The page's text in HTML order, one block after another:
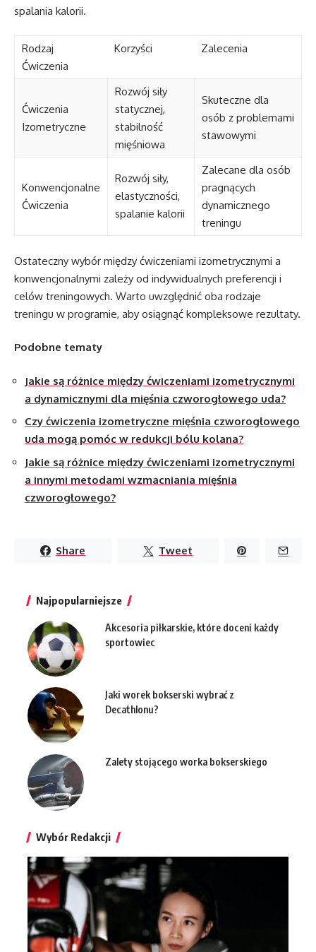
spalania kalorii.
Rodzaj
Ćwiczenia
Korzyści Zalecenia
Ćwiczenia
Izometryczne
Rozwój siły
statycznej,
stabilność
mięśniowa
Skuteczne dla
osób z problemami
stawowymi
Konwencjonalne
Ćwiczenia
Rozwój siły,
elastyczności,
spalanie kalorii
Zalecane dla osób
pragnących
dynamicznego
treningu
Ostateczny wybór między ćwiczeniami izometrycznymi a
konwencjonalnymi zależy od indywidualnych preferencji i
celów treningowych. Warto uwzględnić oba rodzaje
treningu w programie, aby osiągnąć kompleksowe rezultaty.
Podobne tematy
Jakie są różnice między ćwiczeniami izometrycznymi
a dynamicznymi dla mięśnia czworogłowego uda?
Czy ćwiczenia izometryczne mięśnia czworogłowego
uda mogą pomóc w redukcji bólu kolana?
Jakie są różnice między ćwiczeniami izometrycznymi
a innymi metodami wzmacniania mięśnia
czworogłowego?
Share Tweet
Najpopularniejsze
Akcesoria piłkarskie, które doceni każdy
sportowiec
Jaki worek bokserski wybrać z
Decathlonu?
Zalety stojącego worka bokserskiego
Wybór Redakcji